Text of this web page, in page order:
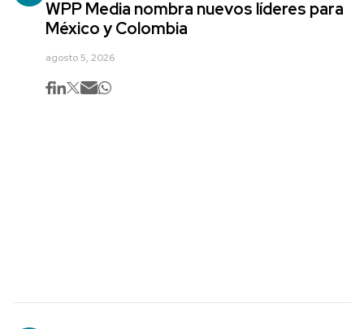
WPP Media nombra nuevos líderes para
México y Colombia
agosto 5, 2026